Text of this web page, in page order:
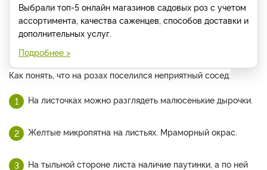
Выбрали топ-5 онлайн магазинов садовых роз с учетом
ассортимента, качества саженцев, способов доставки и
дополнительных услуг.
Подробнее >
Как понять, что на розах поселился неприятный сосед:
На листочках можно разглядеть малюсенькие дырочки.
Желтые микропятна на листьях. Мраморный окрас.
На тыльной стороне листа наличие паутинки, а по ней